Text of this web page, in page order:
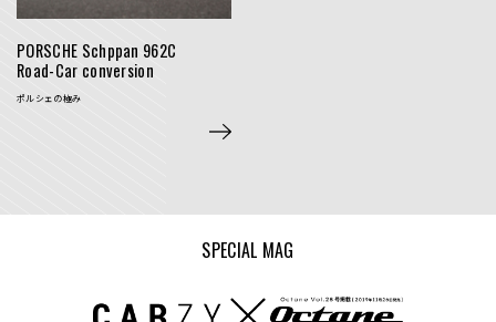
PORSCHE Schppan 962C
Road-Car conversion
ポルシェの極み
SPECIAL MAG